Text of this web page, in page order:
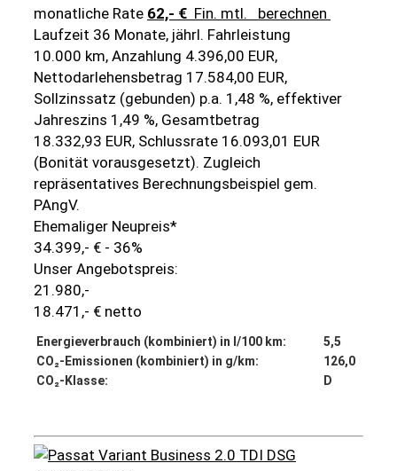
monatliche Rate 62,- € Fin. mtl.
berechnen
Laufzeit 36 Monate, jährl. Fahrleistung
10.000 km, Anzahlung 4.396,00 EUR,
Nettodarlehensbetrag 17.584,00 EUR,
Sollzinssatz (gebunden) p.a. 1,48 %, effektiver
Jahreszins 1,49 %, Gesamtbetrag
18.332,93 EUR, Schlussrate 16.093,01 EUR
(Bonität vorausgesetzt). Zugleich
repräsentatives Berechnungsbeispiel gem.
PAngV.
Ehemaliger Neupreis*
34.399,- € - 36%
Unser Angebotspreis:
21.980,-
18.471,- € netto
Energieverbrauch (kombiniert) in l/100 km:
5,5
CO₂-Emissionen (kombiniert) in g/km:
126,0
CO₂-Klasse:
D